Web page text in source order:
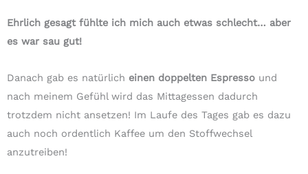
Ehrlich gesagt fühlte ich mich auch etwas schlecht… aber
es war sau gut!
Danach gab es natürlich einen doppelten Espresso und
nach meinem Gefühl wird das Mittagessen dadurch
trotzdem nicht ansetzen! Im Laufe des Tages gab es dazu
auch noch ordentlich Kaffee um den Stoffwechsel
anzutreiben!